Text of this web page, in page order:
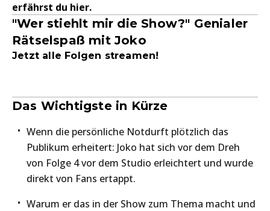
erfährst du hier.
"Wer stiehlt mir die Show?" Genialer
Rätselspaß mit Joko
Jetzt alle Folgen streamen!
Das Wichtigste in Kürze
Wenn die persönliche Notdurft plötzlich das
Publikum erheitert: Joko hat sich vor dem Dreh
von Folge 4 vor dem Studio erleichtert und wurde
direkt von Fans ertappt.
Warum er das in der Show zum Thema macht und